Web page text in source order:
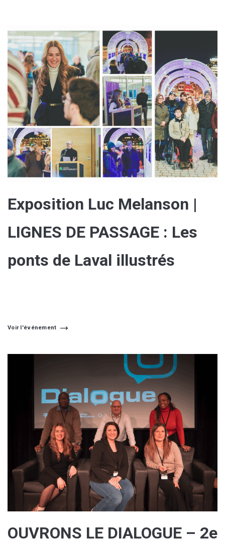
Exposition Luc Melanson |
LIGNES DE PASSAGE : Les
ponts de Laval illustrés
Voir l'événement
OUVRONS LE DIALOGUE – 2e